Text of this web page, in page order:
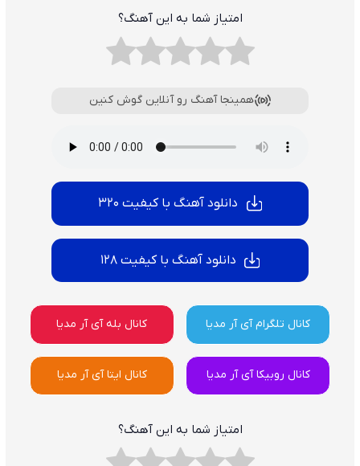
امتیاز شما به این آهنگ؟
همینجا آهنگ رو آنلاین گوش کنین
دانلود آهنگ با کیفیت 320
دانلود آهنگ با کیفیت 128
کانال تلگرام آی آر مدیا کانال بله آی آر مدیا
کانال روبیکا آی آر مدیا کانال ایتا آی آر مدیا
امتیاز شما به این آهنگ؟